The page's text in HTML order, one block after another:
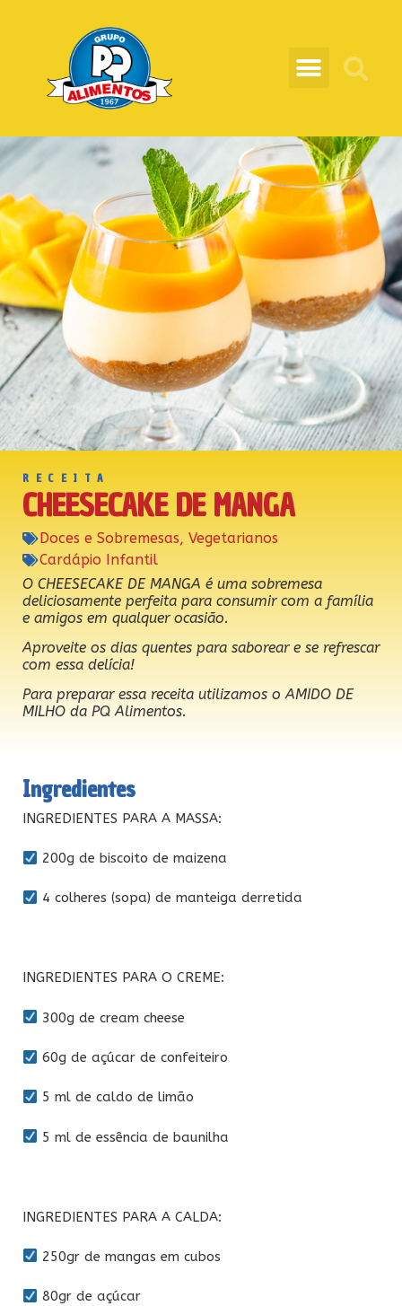
RECEITA
CHEESECAKE DE MANGA
Doces e Sobremesas, Vegetarianos
Cardápio Infantil
O CHEESECAKE DE MANGA é uma sobremesa
deliciosamente perfeita para consumir com a família
e amigos em qualquer ocasião.
Aproveite os dias quentes para saborear e se refrescar
com essa delícia!
Para preparar essa receita utilizamos o AMIDO DE
MILHO da PQ Alimentos.
Ingredientes
INGREDIENTES PARA A MASSA:
200g de biscoito de maizena
4 colheres (sopa) de manteiga derretida
INGREDIENTES PARA O CREME:
300g de cream cheese
60g de açúcar de confeiteiro
5 ml de caldo de limão
5 ml de essência de baunilha
INGREDIENTES PARA A CALDA:
250gr de mangas em cubos
80gr de açúcar